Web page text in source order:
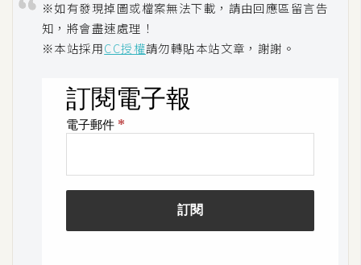
※如有發現掉圖或檔案無法下載，請由回應區留言告
知，將會盡速處理！
※本站採用CC授權請勿轉貼本站文章，謝謝。